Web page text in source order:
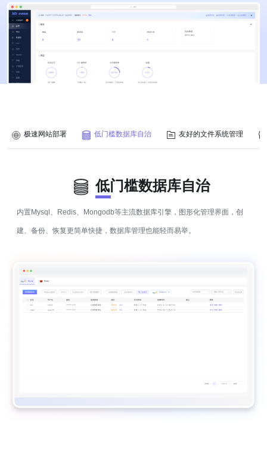
极速网站部署 低门槛数据库自治 友好的文件系统管理
低门槛数据库自治
内置Mysql、Redis、Mongodb等主流数据库引擎，图形化管理界面，创
建、备份、恢复更简单快捷，数据库管理也能轻而易举。